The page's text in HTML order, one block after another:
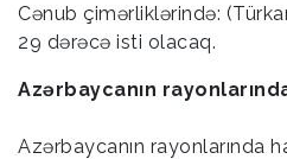
Cənub çimərliklərində:
29 dərəcə isti olacaq.
Azərbaycanın
Azərbaycanın rayonlarında